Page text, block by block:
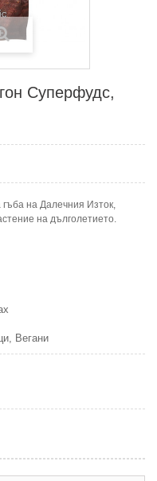
Суперфудс,
на Далечния Изток,
на дълголетието.
Вегани